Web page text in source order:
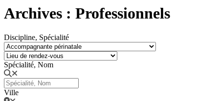
Archives : Professionnels
Discipline, Spécialité
Spécialité, Nom
Ville